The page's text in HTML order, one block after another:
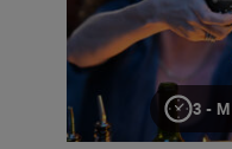
3-